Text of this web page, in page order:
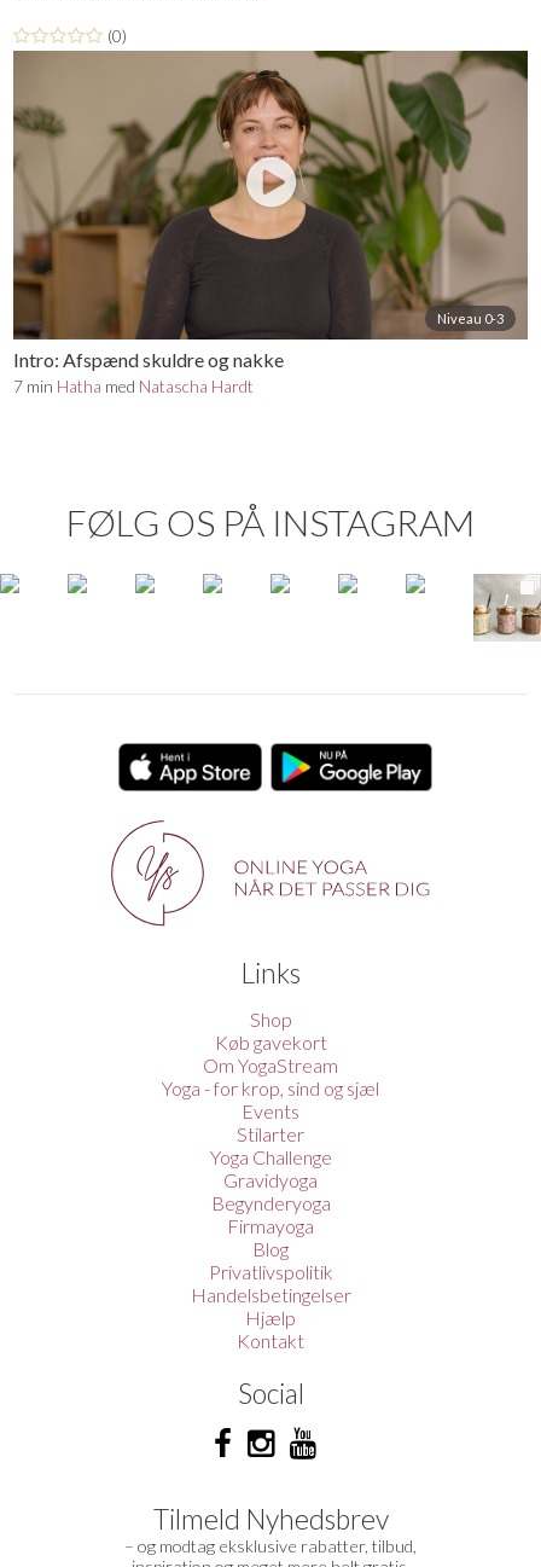
(0)
Niveau 0-3
Intro: Afspænd skuldre og nakke
7 min Hatha med Natascha Hardt
FØLG OS PÅ INSTAGRAM
Links
Shop
Køb gavekort
Om YogaStream
Yoga - for krop, sind og sjæl
Events
Stilarter
Yoga Challenge
Gravidyoga
Begynderyoga
Firmayoga
Blog
Privatlivspolitik
Handelsbetingelser
Hjælp
Kontakt
Social
Tilmeld Nyhedsbrev
– og modtag eksklusive rabatter, tilbud,